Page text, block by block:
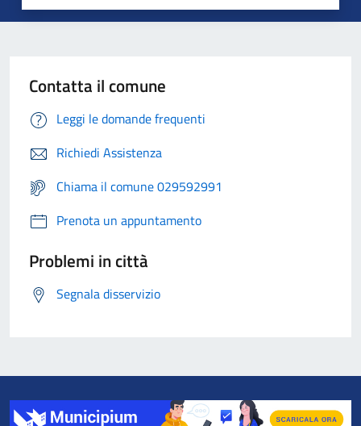
Contatta il comune
Leggi le domande frequenti
Richiedi Assistenza
Chiama il comune 029592991
Prenota un appuntamento
Problemi in città
Segnala disservizio